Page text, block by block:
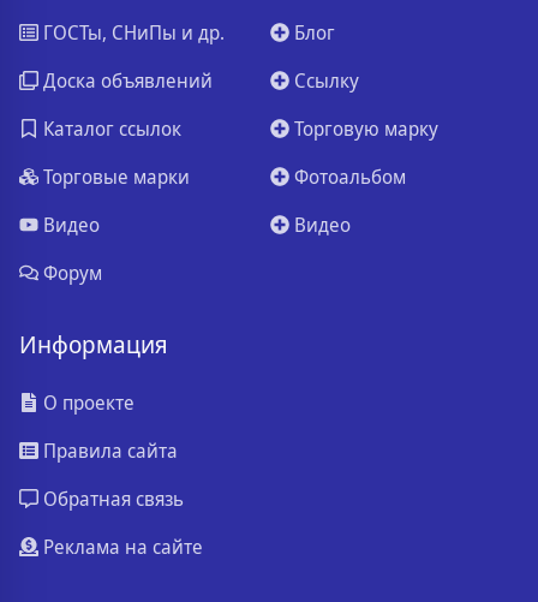
ГОСТы, СНиПы и др.
Доска объявлений
Каталог ссылок
Торговые марки
Видео
Форум
Блог
Ссылку
Торговую марку
Фотоальбом
Видео
Информация
О проекте
Правила сайта
Обратная связь
Реклама на сайте